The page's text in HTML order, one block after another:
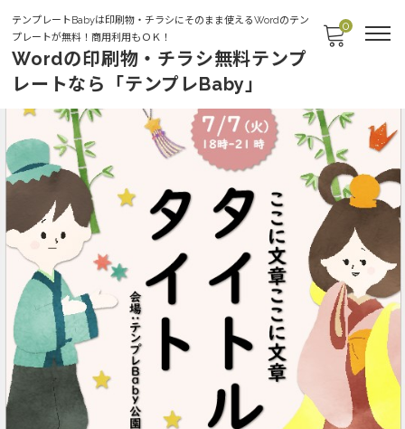
テンプレートBabyは印刷物・チラシにそのまま使えるWordのテン
プレートが無料！商用利用もＯＫ！
Wordの印刷物・チラシ無料テンプ
レートなら「テンプレBaby」
0